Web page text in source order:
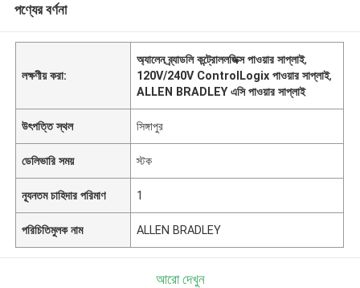
পণ্যের বর্ণনা
লক্ষণীয় করা:
অ্যালেন ব্র্যাডলি কন্ট্রোললজিক্স পাওয়ার সাপ্লাই,
120V/240V ControlLogix পাওয়ার সাপ্লাই,
ALLEN BRADLEY এসি পাওয়ার সাপ্লাই
উৎপত্তি স্থল সিঙ্গাপুর
ডেলিভারি সময় স্টক
ন্যূনতম চাহিদার পরিমাণ 1
পরিচিতিমুলক নাম ALLEN BRADLEY
আরো দেখুন